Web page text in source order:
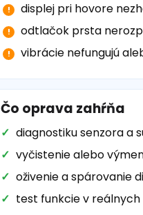
displej pri hovore
odtlačok prsta
vibrácie nefungujú
Čo oprava zahŕňa
diagnostiku senzora a
vyčistenie alebo
oživenie a spárovanie
test funkcie v